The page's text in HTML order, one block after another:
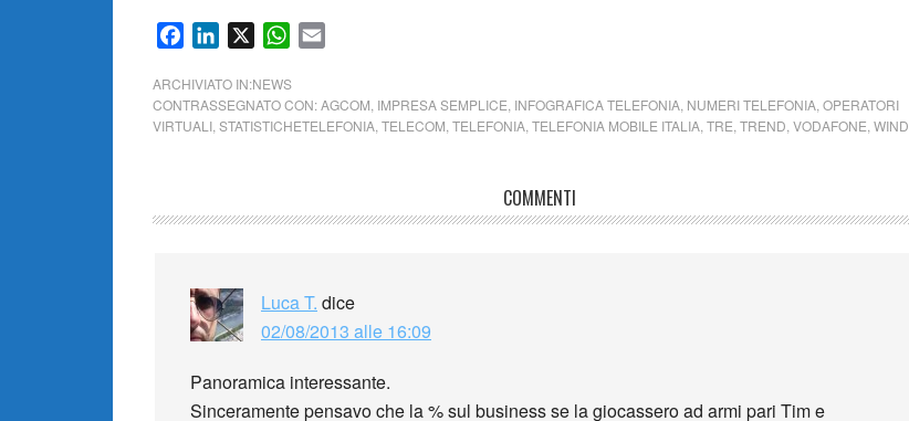
FacebookLinkedIn WhatsApp
ARCHIVIATO IN:NEWS
CONTRASSEGNATO CON:AGCOM IMPRESA SEMPLICE INFOGRAFICA TELEFONIA NUMERI TELEFONIA OPERATORI
VIRTUALI STATISTICHETELEFONIA TELECOM TELEFONIA TELEFONIA MOBILE ITALIA TRE TREND VODAFONE WIND
COMMENTI
Luca T. dice
02/08/2013 alle 16:09
Panoramica interessante.
Sinceramente pensavo che la % sul business se la giocassero ad armi pari Tim e